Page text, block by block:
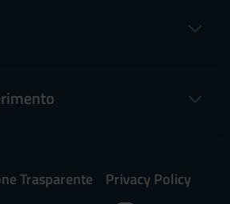
Trasparente
Privacy Policy